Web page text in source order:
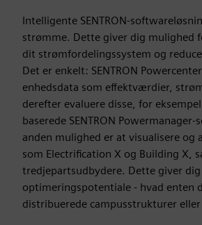
Intelligente SENTRON-
strømme. Dette giver dig mulighed
dit strømfordelingssystem og
Det er enkelt: SENTRON
enhedsdata som effektværdier,
derefter evaluere disse, for
baserede SENTRON
anden mulighed er at visualisere og
som Electrification X og Building X,
tredjepartsudbydere. Dette giver
optimeringspotentiale - hvad enten
distribuerede campusstrukturer